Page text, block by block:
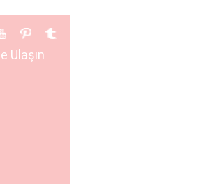
ile
Ulaşın